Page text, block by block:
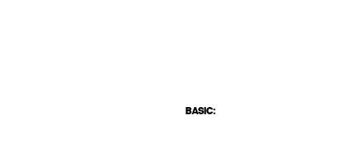
BASIC: